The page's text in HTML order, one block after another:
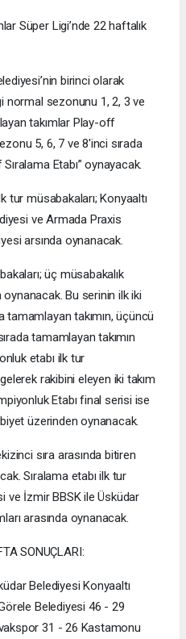
Süper Ligi’nde 22 haftalık
birinci olarak
normal sezonunu 1, 2, 3 ve
takımlar Play-off
5, 6, 7 ve 8'inci sırada
Etabı” oynayacak.
tur müsabakaları; Konyaaltı
ve Armada Praxis
arsında oynanacak.
üç müsabakalık
Bu serinin ilk iki
takımın, üçüncü
tamamlayan takımın
etabı ilk tur
rakibini eleyen iki takım
Etabı final serisi ise
üzerinden oynanacak.
sıra arasında bitiren
Sıralama etabı ilk tur
ve İzmir BBSK ile Üsküdar
arasında oynanacak.
SONUÇLARI:
Belediyesi Konyaaltı
Belediyesi 46 - 29
31 - 26 Kastamonu